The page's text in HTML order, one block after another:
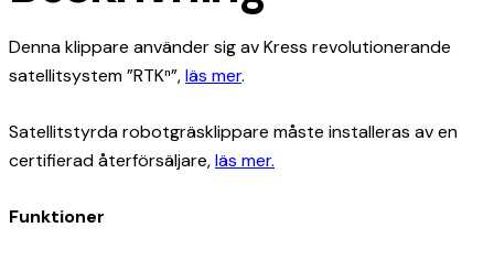
Denna klippare använder sig av Kress revolutionerande
satellitsystem ”RTKⁿ”,läs mer.
Satellitstyrda robotgräsklippare måste installeras av en
certifierad återförsäljare,läs mer.
Funktioner